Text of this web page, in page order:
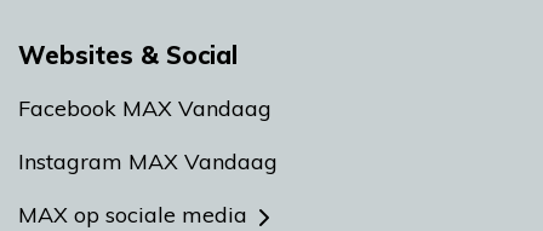
Websites & Social
Facebook MAX Vandaag
Instagram MAX Vandaag
MAX op sociale media